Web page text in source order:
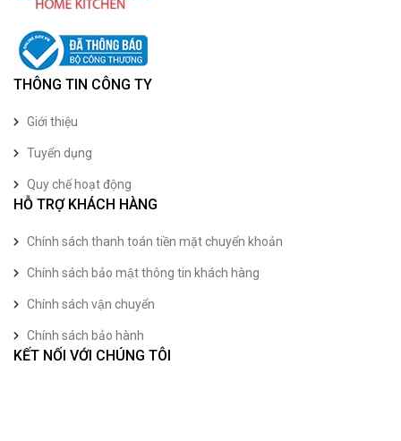
THÔNG TIN CÔNG TY
Giới thiệu
Tuyển dụng
Quy chế hoạt động
HỖ TRỢ KHÁCH HÀNG
Chính sách thanh toán tiền mặt chuyển khoản
Chính sách bảo mật thông tin khách hàng
Chính sách vận chuyển
Chính sách bảo hành
KẾT NỐI VỚI CHÚNG TÔI